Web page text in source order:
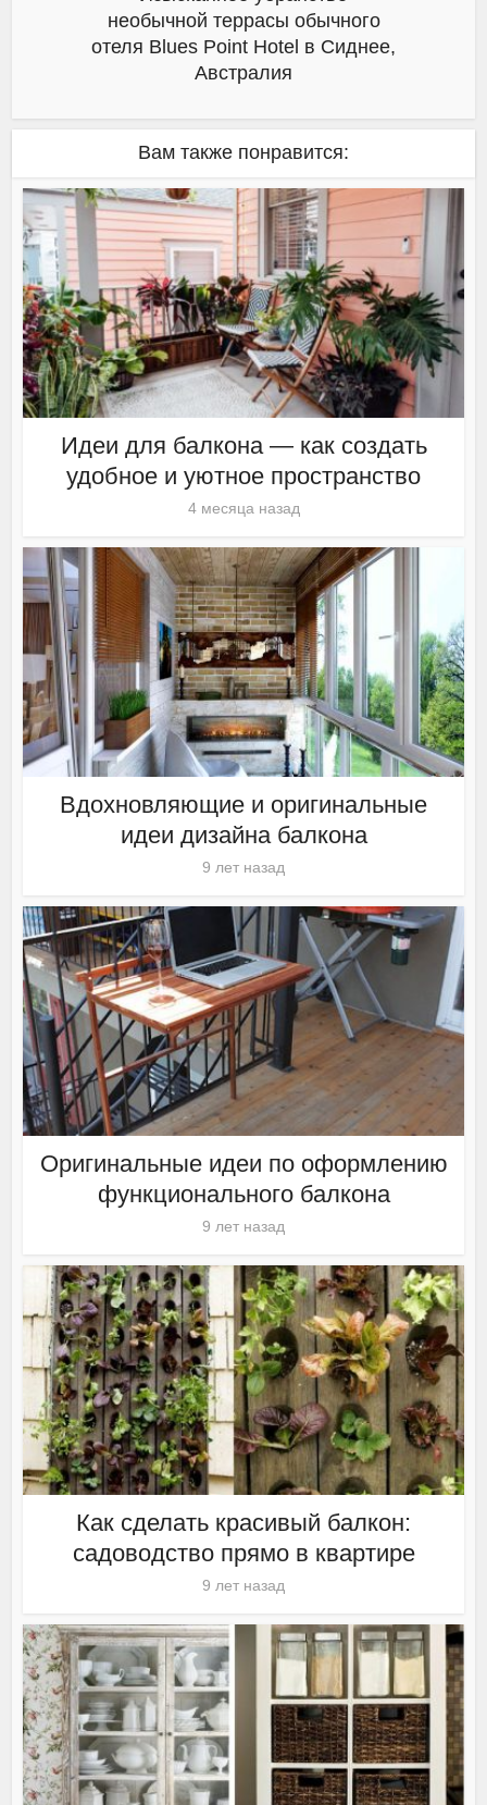
необычной террасы обычного
отеля Blues Point Hotel в Сиднее,
Австралия
Вам также понравится:
Идеи для балкона — как создать
удобное и уютное пространство
4 месяца назад
Вдохновляющие и оригинальные
идеи дизайна балкона
9 лет назад
Оригинальные идеи по оформлению
функционального балкона
9 лет назад
Как сделать красивый балкон:
садоводство прямо в квартире
9 лет назад